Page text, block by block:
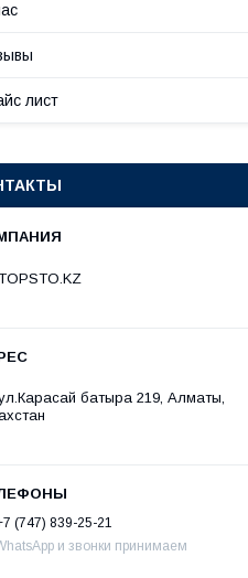
лист
батыра 219, Алматы,
(747) 839-25-21
и звонки принимаем